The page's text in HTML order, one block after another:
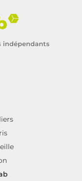
indépendants